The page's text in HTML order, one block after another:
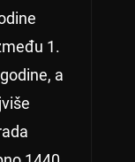
1.
a